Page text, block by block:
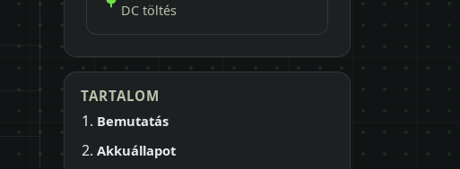
DC töltés
TARTALOM
Bemutatás
Akkuállapot